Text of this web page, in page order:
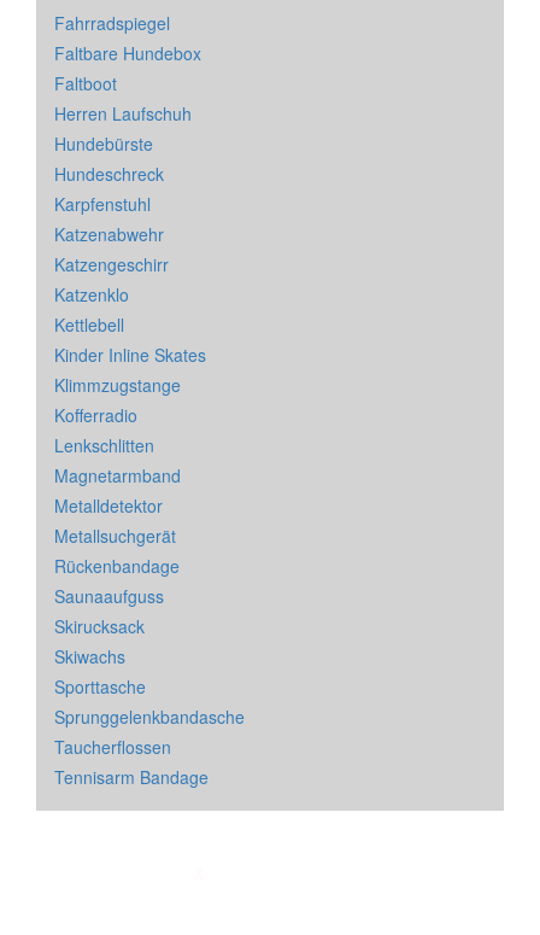
Fahrradspiegel
Faltbare Hundebox
Faltboot
Herren Laufschuh
Hundebürste
Hundeschreck
Karpfenstuhl
Katzenabwehr
Katzengeschirr
Katzenklo
Kettlebell
Kinder Inline Skates
Klimmzugstange
Kofferradio
Lenkschlitten
Magnetarmband
Metalldetektor
Metallsuchgerät
Rückenbandage
Saunaaufguss
Skirucksack
Skiwachs
Sporttasche
Sprunggelenkbandasche
Taucherflossen
Tennisarm Bandage